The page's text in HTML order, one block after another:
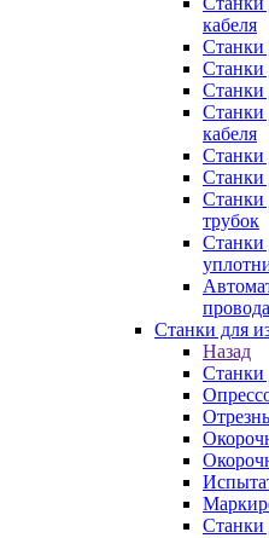
кабеля
Станки
Станки
Станки
Станки
кабеля
Станки
Станки
Станки
трубок
Станки
провода
Станки для
Назад
Станки
Станки